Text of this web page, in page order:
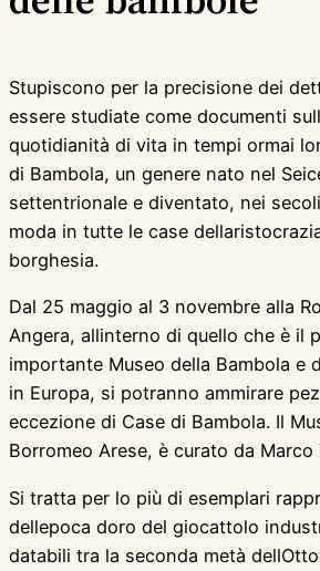
Stupiscono per la precisione dei
essere studiate come documenti
quotidianità di vita in tempi ormai
di Bambola, un genere nato nel
settentrionale e diventato, nei secoli
moda in tutte le case
borghesia.
Dal 25 maggio al 3 novembre alla
Angera, allinterno di quello che è il
importante Museo della Bambola e
in Europa, si potranno ammirare
eccezione di Case di Bambola. Il
Borromeo Arese, è curato da Marco
Si tratta per lo più di esemplari
dellepoca doro del giocattolo
databili tra la seconda metà